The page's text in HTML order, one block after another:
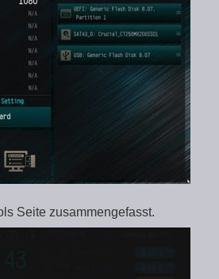
Seite zusammengefasst.